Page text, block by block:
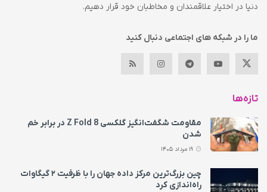
دنیا در اختیار علاقمندان و مخاطبان خود قرار دهیم.
ما را در شبکه های اجتماعی دنبال کنید
تازه‌ها
مقاومت شگفت‌انگیز گلکسی Z Fold 8 در برابر خم
شدن
چین بزرگ‌ترین مرکز داده جهان را با ظرفیت ۲ گیگاوات
راه‌اندازی کرد